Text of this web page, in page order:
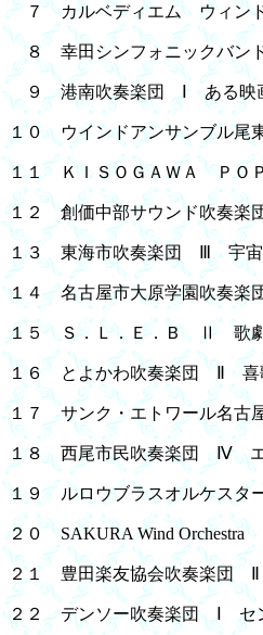
７ カルベディエム ウィン
８ 幸田シンフォニックバン
９ 港南吹奏楽団 Ⅰ ある映
１０ ウインドアンサンブル
１１ ＫＩＳＯＧＡＷＡ Ｐ
１２ 創価中部サウンド吹奏
１３ 東海市吹奏楽団 Ⅲ 宇宙
１４ 名古屋市大原学園吹奏
１５ Ｓ．Ｌ．Ｅ．Ｂ Ⅱ 歌劇
１６ とよかわ吹奏楽団 Ⅱ 喜
１７ サンク・エトワール名
１８ 西尾市民吹奏楽団 Ⅳ エ
１９ ルロウブラスオルケス
２０ SAKURA Wind
２１ 豊田楽友協会吹奏楽団
２２ デンソー吹奏楽団 Ⅰ セ